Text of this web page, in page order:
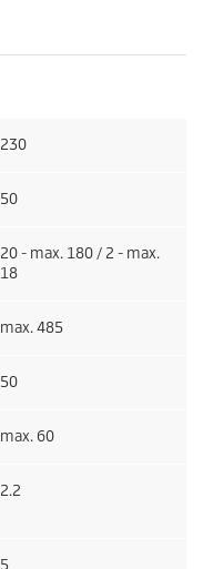
230
50
20 - max. 180 / 2 - max.
18
max. 485
50
max. 60
2.2